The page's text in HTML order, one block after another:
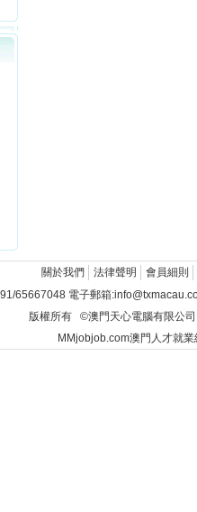
關於我們 法律聲明
會員細則
65667048 電子郵箱
版權所有 ©澳門天心電腦有限公
MMjobjob.com澳門人才就